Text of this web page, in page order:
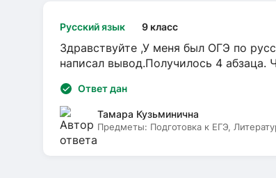
Русский язык 9 класс
Здравствуйте ,У меня был ОГЭ по
написал вывод.Получилось 4 абзаца.
Ответ дан
Тамара Кузьминична
Предметы: Подготовка к ЕГЭ,